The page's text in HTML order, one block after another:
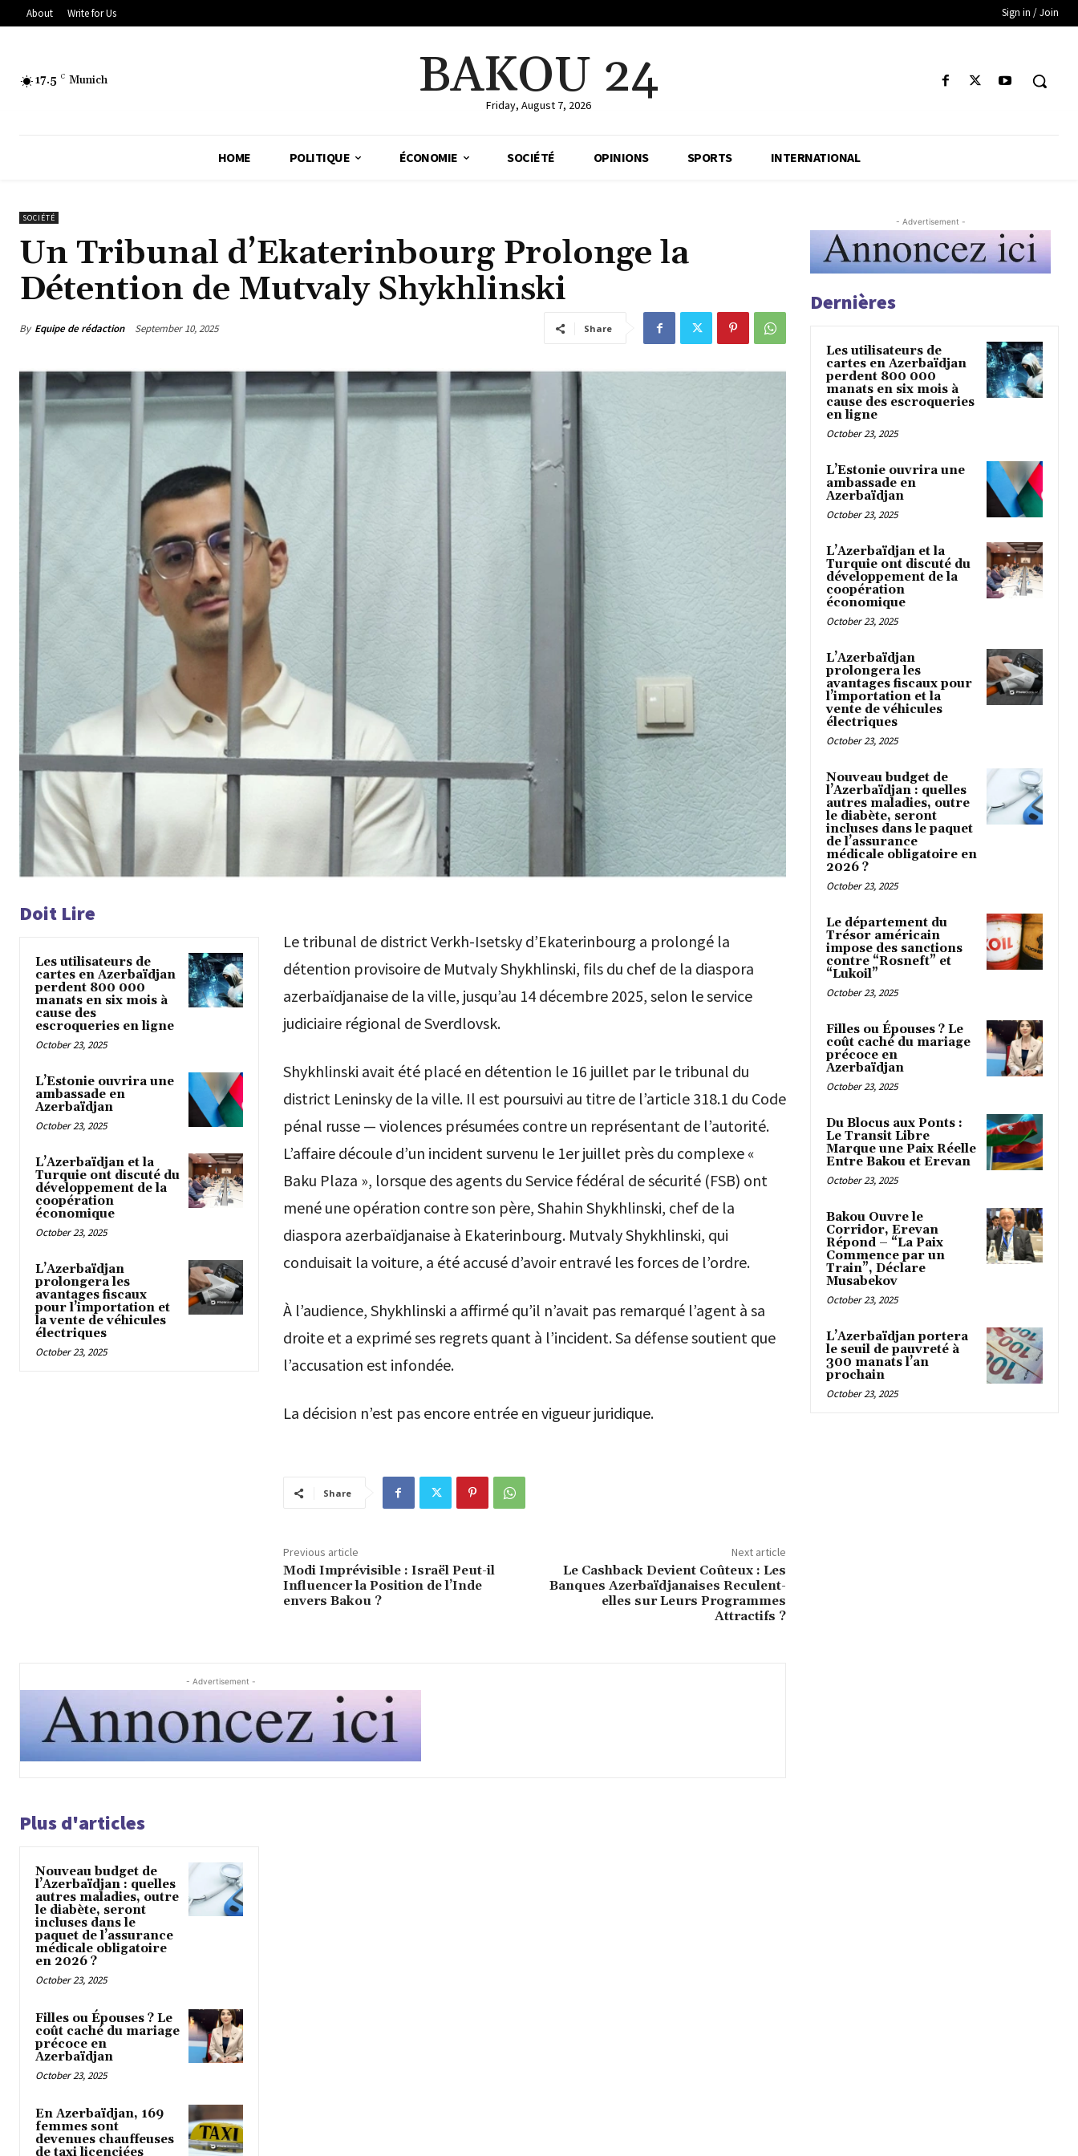
About Write for Us Sign in / Join
17.5 C Munich BAKOU 24
Friday, August 7, 2026
HOME POLITIQUE ÉCONOMIE SOCIÉTÉ OPINIONS SPORTS INTERNATIONAL
SOCIÉTÉ
Un Tribunal d’Ekaterinbourg Prolonge la
Détention de Mutvaly Shykhlinski
By Equipe de rédaction September 10, 2025 Share
Doit Lire
Les utilisateurs de
cartes en Azerbaïdjan
perdent 800 000
manats en six mois à
cause des
escroqueries en ligne
October 23, 2025
L’Estonie ouvrira une
ambassade en
Azerbaïdjan
October 23, 2025
L’Azerbaïdjan et la
Turquie ont discuté du
développement de la
coopération
économique
October 23, 2025
L’Azerbaïdjan
prolongera les
avantages fiscaux
pour l’importation et
la vente de véhicules
électriques
October 23, 2025
Le tribunal de district Verkh-Isetsky d’Ekaterinbourg a prolongé la
détention provisoire de Mutvaly Shykhlinski, fils du chef de la diaspora
azerbaïdjanaise de la ville, jusqu’au 14 décembre 2025, selon le service
judiciaire régional de Sverdlovsk.
Shykhlinski avait été placé en détention le 16 juillet par le tribunal du
district Leninsky de la ville. Il est poursuivi au titre de l’article 318.1 du Code
pénal russe — violences présumées contre un représentant de l’autorité.
L’affaire découle d’un incident survenu le 1er juillet près du complexe «
Baku Plaza », lorsque des agents du Service fédéral de sécurité (FSB) ont
mené une opération contre son père, Shahin Shykhlinski, chef de la
diaspora azerbaïdjanaise à Ekaterinbourg. Mutvaly Shykhlinski, qui
conduisait la voiture, a été accusé d’avoir entravé les forces de l’ordre.
À l’audience, Shykhlinski a affirmé qu’il n’avait pas remarqué l’agent à sa
droite et a exprimé ses regrets quant à l’incident. Sa défense soutient que
l’accusation est infondée.
La décision n’est pas encore entrée en vigueur juridique.
Share
Previous article
Modi Imprévisible : Israël Peut-il
Influencer la Position de l’Inde
envers Bakou ?
Next article
Le Cashback Devient Coûteux : Les
Banques Azerbaïdjanaises Reculent-
elles sur Leurs Programmes
Attractifs ?
- Advertisement -
Plus d'articles
Nouveau budget de
l’Azerbaïdjan : quelles
autres maladies, outre
le diabète, seront
incluses dans le
paquet de l’assurance
médicale obligatoire
en 2026 ?
October 23, 2025
Filles ou Épouses ? Le
coût caché du mariage
précoce en
Azerbaïdjan
October 23, 2025
En Azerbaïdjan, 169
femmes sont
devenues chauffeuses
de taxi licenciées
- Advertisement -
Dernières
Les utilisateurs de
cartes en Azerbaïdjan
perdent 800 000
manats en six mois à
cause des escroqueries
en ligne
October 23, 2025
L’Estonie ouvrira une
ambassade en
Azerbaïdjan
October 23, 2025
L’Azerbaïdjan et la
Turquie ont discuté du
développement de la
coopération
économique
October 23, 2025
L’Azerbaïdjan
prolongera les
avantages fiscaux pour
l’importation et la
vente de véhicules
électriques
October 23, 2025
Nouveau budget de
l’Azerbaïdjan : quelles
autres maladies, outre
le diabète, seront
incluses dans le paquet
de l’assurance
médicale obligatoire en
2026 ?
October 23, 2025
Le département du
Trésor américain
impose des sanctions
contre “Rosneft” et
“Lukoil”
October 23, 2025
Filles ou Épouses ? Le
coût caché du mariage
précoce en
Azerbaïdjan
October 23, 2025
Du Blocus aux Ponts :
Le Transit Libre
Marque une Paix Réelle
Entre Bakou et Erevan
October 23, 2025
Bakou Ouvre le
Corridor, Erevan
Répond – “La Paix
Commence par un
Train”, Déclare
Musabekov
October 23, 2025
L’Azerbaïdjan portera
le seuil de pauvreté à
300 manats l’an
prochain
October 23, 2025